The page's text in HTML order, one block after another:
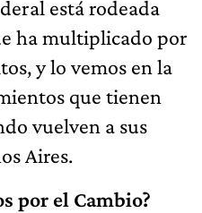
está rodeada
ha multiplicado por
y lo vemos en la
que tienen
vuelven a sus
Aires.
por el Cambio?